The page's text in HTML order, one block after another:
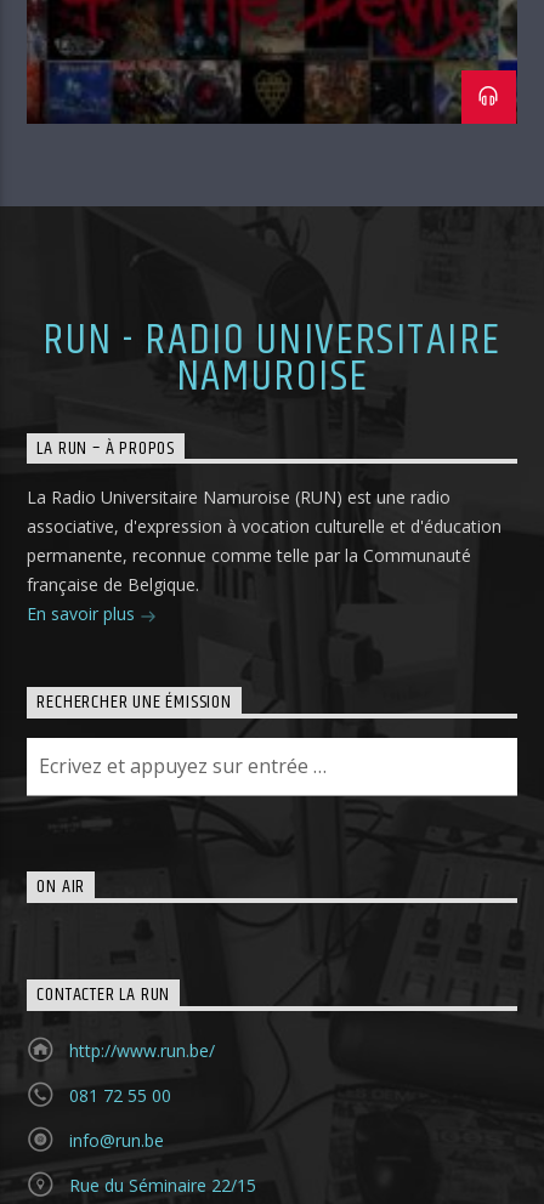
RUN - RADIO UNIVERSITAIRE
NAMUROISE
LA RUN – À PROPOS
La Radio Universitaire Namuroise (RUN) est une radio
associative, d'expression à vocation culturelle et d'éducation
permanente, reconnue comme telle par la Communauté
française de Belgique.
En savoir plus
RECHERCHER UNE ÉMISSION
ON AIR
CONTACTER LA RUN
http://www.run.be/
081 72 55 00
info@run.be
Rue du Séminaire 22/15